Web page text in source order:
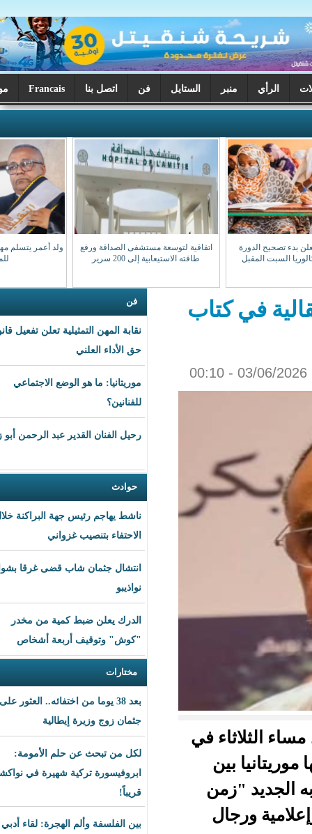
الستايل فن اتصل بنا Francais موريتانيا اليوم
اتفاقية لتوسعة مستشفى الصداقة ورفع
طاقته الاستيعابية إلى 200 سرير
ولد أعمر يتسلم مهامه نقيبا للهيئة الوطنية
فن
نقابة المهن التمثيلية تعلن تفعيل قانون
موريتانيا: ما هو الوضع الاجتماعي
رحيل الفنان القدير عبد الرحمن أبو زهرة
حوادث
ناشط يهاجم رئيس جهة البراكنة خلال
الاحتفاء بتنصيب غزواني
انتشال جثمان شاب قضى غرقا بشواطئ
الدرك يعلن ضبط كمية من مخدر
"كوش" وتوقيف أربعة أشخاص
بعد 38 يوما من اختفائه.. العثور على
جثمان زوج وزيرة إيطالية
لكل من تبحث عن حلم الأمومة:
ابروفيسورة تركية شهيرة في نواكشوط
قريباً!
بين الفلسفة وألم الهجرة: لقاء أدبي
في